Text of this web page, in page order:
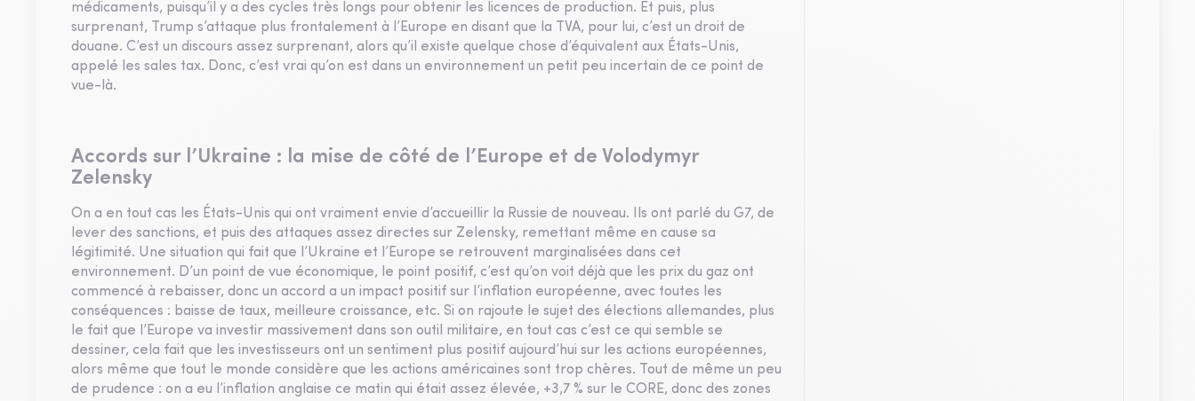
médicaments, puisqu’il y a des cycles très longs pour obtenir les licences de production. Et puis, plus
surprenant, Trump s’attaque plus frontalement à l’Europe en disant que la TVA, pour lui, c’est un droit de
douane. C’est un discours assez surprenant, alors qu’il existe quelque chose d’équivalent aux États-Unis,
appelé les sales tax. Donc, c’est vrai qu’on est dans un environnement un petit peu incertain de ce point de
vue-là.
Accords sur l’Ukraine : la mise de côté de l’Europe et de Volodymyr
Zelensky
On a en tout cas les États-Unis qui ont vraiment envie d’accueillir la Russie de nouveau. Ils ont parlé du G7, de
lever des sanctions, et puis des attaques assez directes sur Zelensky, remettant même en cause sa
légitimité. Une situation qui fait que l’Ukraine et l’Europe se retrouvent marginalisées dans cet
environnement. D’un point de vue économique, le point positif, c’est qu’on voit déjà que les prix du gaz ont
commencé à rebaisser, donc un accord a un impact positif sur l’inflation européenne, avec toutes les
conséquences : baisse de taux, meilleure croissance, etc. Si on rajoute le sujet des élections allemandes, plus
le fait que l’Europe va investir massivement dans son outil militaire, en tout cas c’est ce qui semble se
dessiner, cela fait que les investisseurs ont un sentiment plus positif aujourd’hui sur les actions européennes,
alors même que tout le monde considère que les actions américaines sont trop chères. Tout de même un peu
de prudence : on a eu l’inflation anglaise ce matin qui était assez élevée, +3,7 % sur le CORE, donc des zones